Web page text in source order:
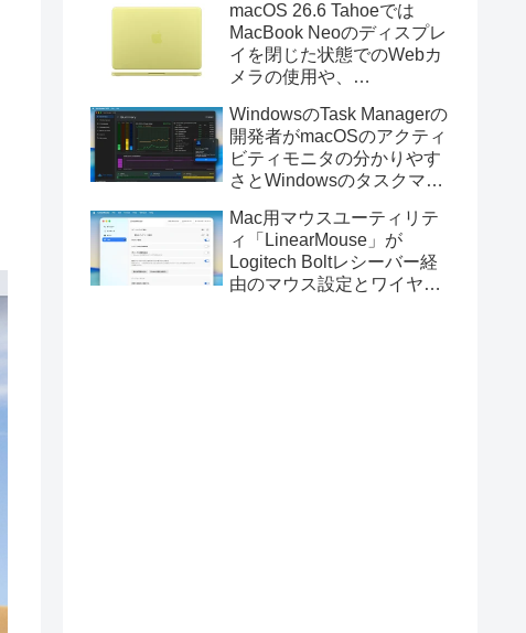
トーラの作成に対応。
macOS 26.6 Tahoeでは
MacBook Neoのディスプレ
イを閉じた状態でのWebカ
メラの使用や、
利用しMacBook Neoを復元
する際の安定性が向上。
WindowsのTask Managerの
開発者がmacOSのアクティ
ビティモニタの分かりやす
さとWindowsのタスクマネ
Mac用システムモニタアプ
リ「Task Manager TMOG」
のBeta版を公開。
Mac用マウスユーティリテ
ィ「LinearMouse」が
Logitech Boltレシーバー経
由のマウス設定とワイヤレ